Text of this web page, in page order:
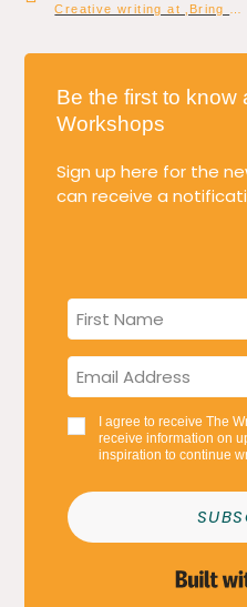
Be the first to know
Workshops
Sign up here for the
can receive a
I agree to receive The
receive information on
inspiration to continue